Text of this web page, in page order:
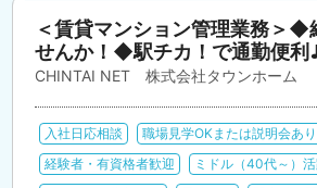
＜賃貸マンション管理業務＞◆
せんか！◆駅チカ！で通勤便利
CHINTAI NET 株式会社タウンホーム
入社日応相談
職場見学OKまたは説明会あり
経験者・有資格者歓迎
ミドル（40代～）